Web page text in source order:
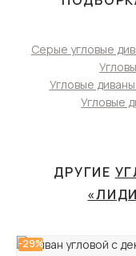
Серые угловые
Угловые
Угловые
ДРУГИЕ
-29%